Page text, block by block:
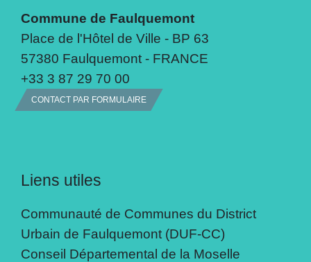
Commune de Faulquemont
Place de l'Hôtel de Ville - BP 63
57380 Faulquemont - FRANCE
+33 3 87 29 70 00
CONTACT PAR FORMULAIRE
Liens utiles
Communauté de Communes du District
Urbain de Faulquemont (DUF-CC)
Conseil Départemental de la Moselle